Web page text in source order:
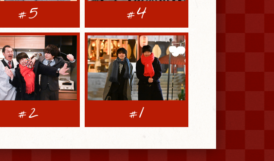
#5 #4
#2 #1